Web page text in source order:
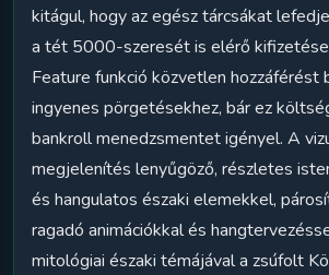
kitágul, hogy az egész tárcsákat
a tét 5000-szeresét is elérő
Feature funkció közvetlen hozzáférést
ingyenes pörgetésekhez, bár ez
bankroll menedzsmentet igényel. A
megjelenítés lenyűgöző, részletes
és hangulatos északi elemekkel,
ragadó animációkkal és
mitológiai északi témájával a zsúfolt